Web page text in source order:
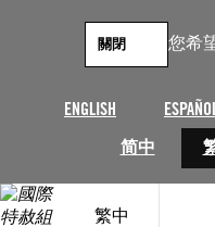
您希
ENGLISH
简中
關閉
繁中